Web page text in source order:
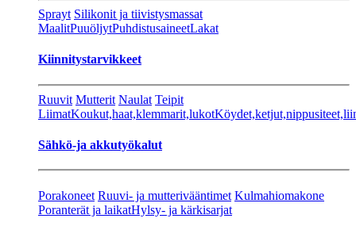
Sprayt Silikonit ja tiivistysmassat
MaalitPuuöljytPuhdistusaineetLakat
Kiinnitystarvikkeet
Ruuvit Mutterit Naulat Teipit
LiimatKoukut,haat,klemmarit,lukot
Sähkö-ja akkutyökalut
Porakoneet Ruuvi- ja mutterivääntimet Kulmahiomakone
Poranterät ja laikatHylsy- ja kärkisarjat